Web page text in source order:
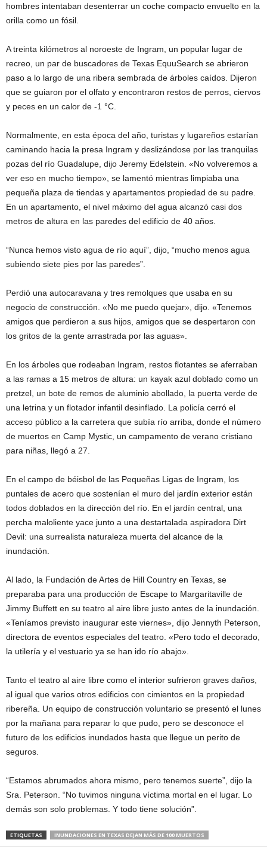
hombres intentaban desenterrar un coche compacto envuelto en la
orilla como un fósil.
A treinta kilómetros al noroeste de Ingram, un popular lugar de
recreo, un par de buscadores de Texas EquuSearch se abrieron
paso a lo largo de una ribera sembrada de árboles caídos. Dijeron
que se guiaron por el olfato y encontraron restos de perros, ciervos
y peces en un calor de -1 °C.
Normalmente, en esta época del año, turistas y lugareños estarían
caminando hacia la presa Ingram y deslizándose por las tranquilas
pozas del río Guadalupe, dijo Jeremy Edelstein. «No volveremos a
ver eso en mucho tiempo», se lamentó mientras limpiaba una
pequeña plaza de tiendas y apartamentos propiedad de su padre.
En un apartamento, el nivel máximo del agua alcanzó casi dos
metros de altura en las paredes del edificio de 40 años.
“Nunca hemos visto agua de río aquí”, dijo, “mucho menos agua
subiendo siete pies por las paredes”.
Perdió una autocaravana y tres remolques que usaba en su
negocio de construcción. «No me puedo quejar», dijo. «Tenemos
amigos que perdieron a sus hijos, amigos que se despertaron con
los gritos de la gente arrastrada por las aguas».
En los árboles que rodeaban Ingram, restos flotantes se aferraban
a las ramas a 15 metros de altura: un kayak azul doblado como un
pretzel, un bote de remos de aluminio abollado, la puerta verde de
una letrina y un flotador infantil desinflado. La policía cerró el
acceso público a la carretera que subía río arriba, donde el número
de muertos en Camp Mystic, un campamento de verano cristiano
para niñas, llegó a 27.
En el campo de béisbol de las Pequeñas Ligas de Ingram, los
puntales de acero que sostenían el muro del jardín exterior están
todos doblados en la dirección del río. En el jardín central, una
percha maloliente yace junto a una destartalada aspiradora Dirt
Devil: una surrealista naturaleza muerta del alcance de la
inundación.
Al lado, la Fundación de Artes de Hill Country en Texas, se
preparaba para una producción de Escape to Margaritaville de
Jimmy Buffett en su teatro al aire libre justo antes de la inundación.
«Teníamos previsto inaugurar este viernes», dijo Jennyth Peterson,
directora de eventos especiales del teatro. «Pero todo el decorado,
la utilería y el vestuario ya se han ido río abajo».
Tanto el teatro al aire libre como el interior sufrieron graves daños,
al igual que varios otros edificios con cimientos en la propiedad
ribereña. Un equipo de construcción voluntario se presentó el lunes
por la mañana para reparar lo que pudo, pero se desconoce el
futuro de los edificios inundados hasta que llegue un perito de
seguros.
“Estamos abrumados ahora mismo, pero tenemos suerte”, dijo la
Sra. Peterson. “No tuvimos ninguna víctima mortal en el lugar. Lo
demás son solo problemas. Y todo tiene solución”.
ETIQUETAS INUNDACIONES EN TEXAS DEJAN MÁS DE 100 MUERTOS